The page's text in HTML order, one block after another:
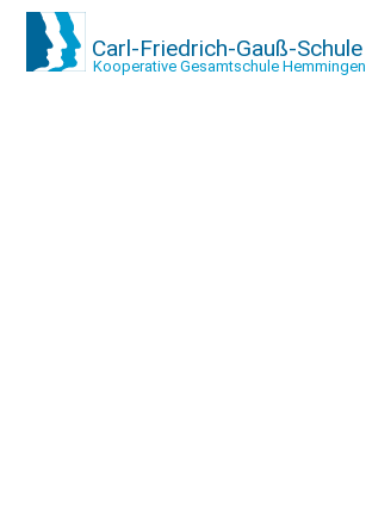
Carl-Friedrich-Gauß-Schule
Kooperative Gesamtschule Hemmingen